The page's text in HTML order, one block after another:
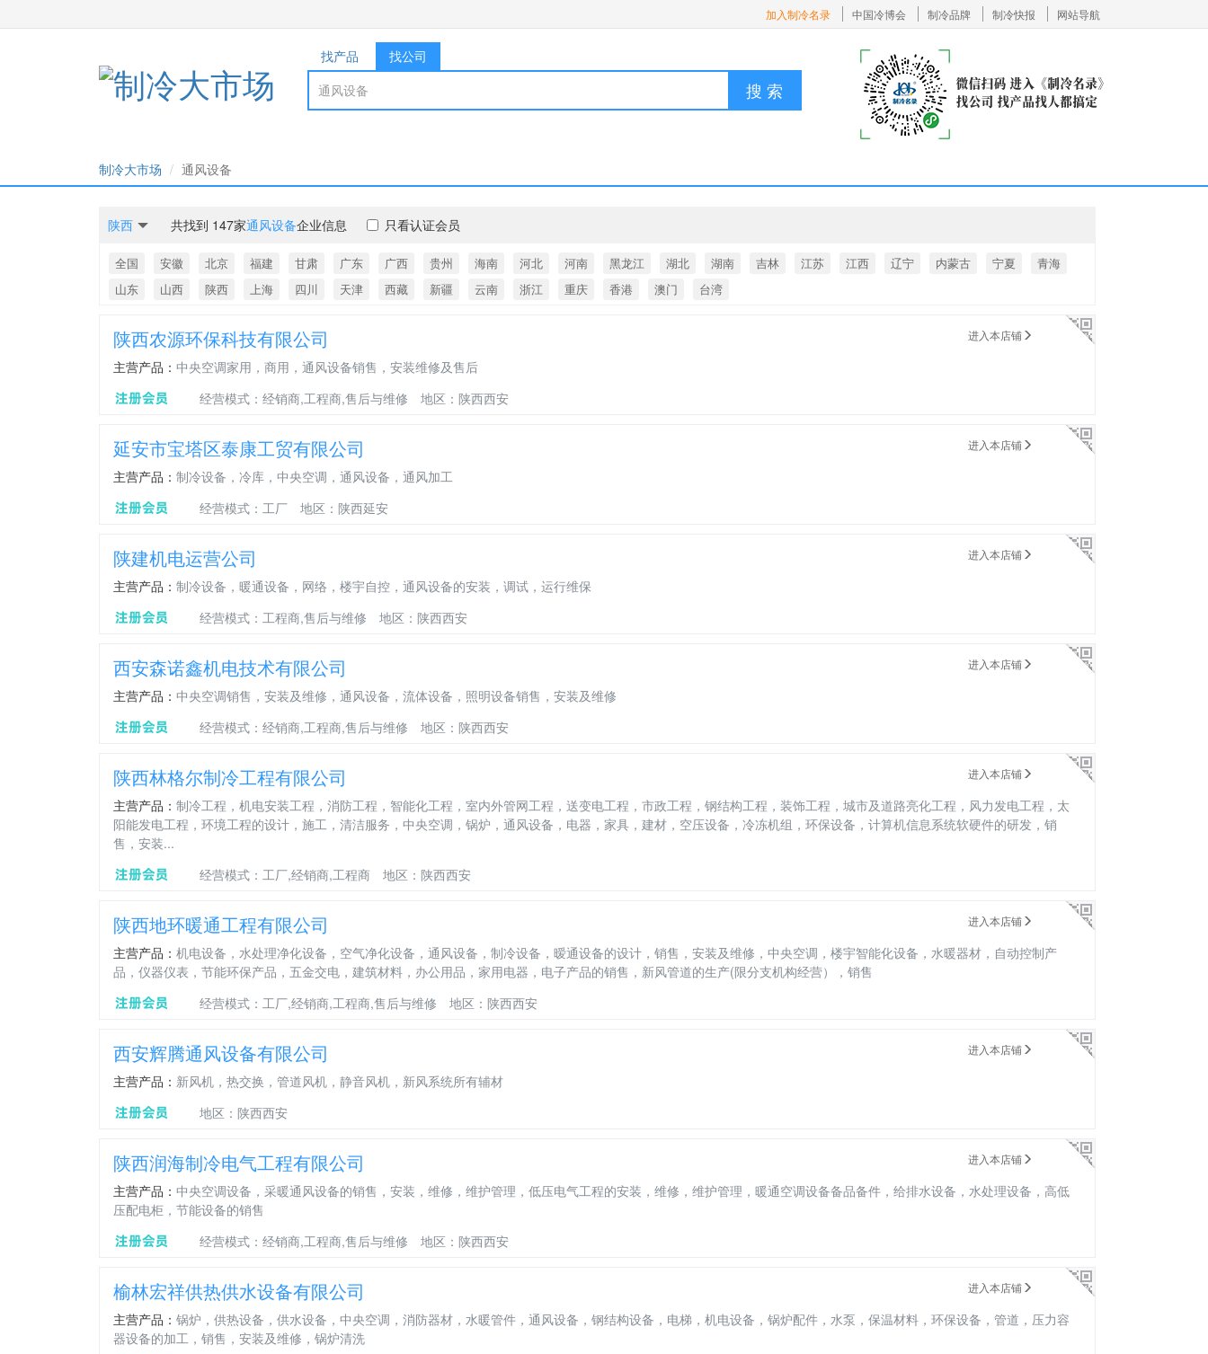
加入制冷名录 中国冷博会 制冷品牌 制冷快报 网站导航
找产品 找公司
搜 索
制冷大市场 通风设备
共找到 147家通风设备企业信息 只看认证会员
陕西
全国 安徽 北京 福建 甘肃 广东 广西 贵州 海南 河北 河南 黑龙江 湖北 湖南 吉林 江苏 江西 辽宁 内蒙古 宁夏
青海
山东
山西 陕西 上海 四川 天津 西藏 新疆 云南 浙江 重庆 香港 澳门 台湾
陕西农源环保科技有限公司 进入本店铺
主营产品： 中央空调家用，商用，通风设备销售，安装维修及售后
经营模式：经销商,工程商,售后与维修
地区：陕西西安
延安市宝塔区泰康工贸有限公司 进入本店铺
主营产品： 制冷设备，冷库，中央空调，通风设备，通风加工
经营模式：工厂
地区：陕西延安
陕建机电运营公司 进入本店铺
主营产品： 制冷设备，暖通设备，网络，楼宇自控，通风设备的安装，调试，运行维保
经营模式：工程商,售后与维修
地区：陕西西安
西安森诺鑫机电技术有限公司 进入本店铺
主营产品： 中央空调销售，安装及维修，通风设备，流体设备，照明设备销售，安装及维修
经营模式：经销商,工程商,售后与维修
地区：陕西西安
陕西林格尔制冷工程有限公司 进入本店铺
主营产品： 制冷工程，机电安装工程，消防工程，智能化工程，室内外管网工程，送变电工程，市政工程，钢结构工程，装饰工程，城市及道路亮化工程，风力发电工程，太
阳能发电工程，环境工程的设计，施工，清洁服务，中央空调，锅炉，通风设备，电器，家具，建材，空压设备，冷冻机组，环保设备，计算机信息系统软硬件的研发，销
售，安装...
经营模式：工厂,经销商,工程商
地区：陕西西安
陕西地环暖通工程有限公司 进入本店铺
主营产品： 机电设备，水处理净化设备，空气净化设备，通风设备，制冷设备，暧通设备的设计，销售，安装及维修，中央空调，楼宇智能化设备，水暖器材，自动控制产
品，仪器仪表，节能环保产品，五金交电，建筑材料，办公用品，家用电器，电子产品的销售，新风管道的生产(限分支机构经营），销售
经营模式：工厂,经销商,工程商,售后与维修
地区：陕西西安
西安辉腾通风设备有限公司 进入本店铺
主营产品： 新风机，热交换，管道风机，静音风机，新风系统所有辅材
地区：陕西西安
陕西润海制冷电气工程有限公司 进入本店铺
主营产品： 中央空调设备，采暖通风设备的销售，安装，维修，维护管理，低压电气工程的安装，维修，维护管理，暖通空调设备备品备件，给排水设备，水处理设备，高低
压配电柜，节能设备的销售
经营模式：经销商,工程商,售后与维修
地区：陕西西安
榆林宏祥供热供水设备有限公司 进入本店铺
主营产品： 锅炉，供热设备，供水设备，中央空调，消防器材，水暖管件，通风设备，钢结构设备，电梯，机电设备，锅炉配件，水泵，保温材料，环保设备，管道，压力容
器设备的加工，销售，安装及维修，锅炉清洗